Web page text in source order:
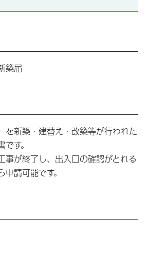
築届
を新築・建替え・改築等が行われた
す。
事が終了し、出入口の確認がとれる
請可能です。